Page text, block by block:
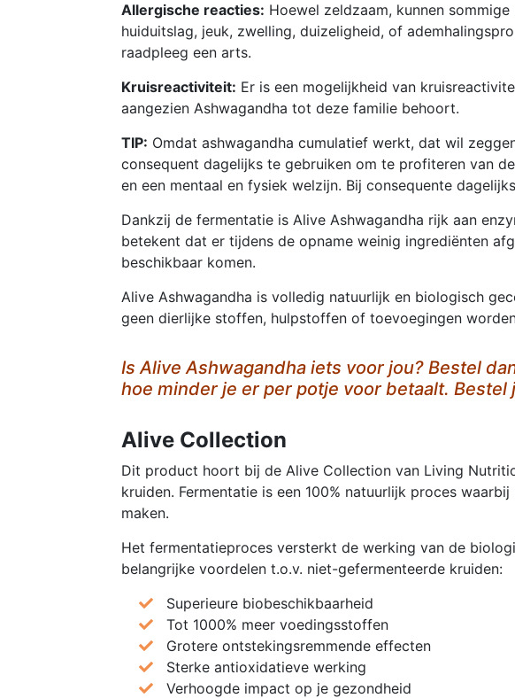
Allergische reacties: Hoewel zeldzaam, kunnen
huiduitslag, jeuk, zwelling, duizeligheid, of
raadpleeg een arts.
Kruisreactiviteit: Er is een mogelijkheid van
aangezien Ashwagandha tot deze familie behoort.
TIP: Omdat ashwagandha cumulatief werkt, dat wil
consequent dagelijks te gebruiken om te profiteren van
en een mentaal en fysiek welzijn. Bij consequente
Dankzij de fermentatie is Alive Ashwagandha rijk aan
betekent dat er tijdens de opname weinig ingrediënten
beschikbaar komen.
Alive Ashwagandha is volledig natuurlijk en biologisch
geen dierlijke stoffen, hulpstoffen of toevoegingen
Is Alive Ashwagandha iets voor jou? Bestel
hoe minder je er per potje voor betaalt.
Alive Collection
Dit product hoort bij de Alive Collection van Living
kruiden. Fermentatie is een 100% natuurlijk proces
maken.
Het fermentatieproces versterkt de werking van de
belangrijke voordelen t.o.v. niet-gefermenteerde kruiden:
Superieure biobeschikbaarheid
Tot 1000% meer voedingsstoffen
Grotere ontstekingsremmende effecten
Sterke antioxidatieve werking
Verhoogde impact op je gezondheid